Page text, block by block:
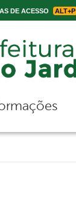
DE ACESSO ALT+P
navegação